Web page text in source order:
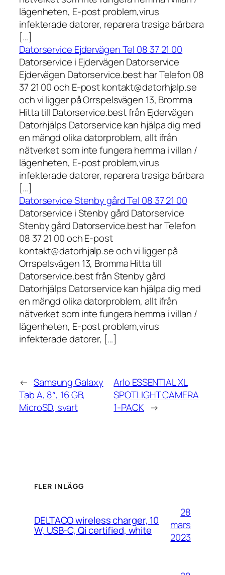
lägenheten, E-post problem,virus
infekterade datorer, reparera trasiga bärbara
[…]
Datorservice Ejdervägen Tel 08 37 21 00
Datorservice i Ejdervägen Datorservice
Ejdervägen Datorservice.best har Telefon 08
37 21 00 och E-post kontakt@datorhjalp.se
och vi ligger på Orrspelsvägen 13, Bromma
Hitta till Datorservice.best från Ejdervägen
Datorhjälps Datorservice kan hjälpa dig med
en mängd olika datorproblem, allt ifrån
nätverket som inte fungera hemma i villan /
lägenheten, E-post problem,virus
infekterade datorer, reparera trasiga bärbara
[…]
Datorservice Stenby gård Tel 08 37 21 00
Datorservice i Stenby gård Datorservice
Stenby gård Datorservice.best har Telefon
08 37 21 00 och E-post
kontakt@datorhjalp.se och vi ligger på
Orrspelsvägen 13, Bromma Hitta till
Datorservice.best från Stenby gård
Datorhjälps Datorservice kan hjälpa dig med
en mängd olika datorproblem, allt ifrån
nätverket som inte fungera hemma i villan /
lägenheten, E-post problem,virus
infekterade datorer, […]
← Samsung Galaxy
Tab A, 8″, 16 GB,
MicroSD, svart
Arlo ESSENTIAL XL
SPOTLIGHT CAMERA
1-PACK →
FLER INLÄGG
DELTACO wireless charger, 10
W, USB-C, Qi certified, white
28
mars
2023